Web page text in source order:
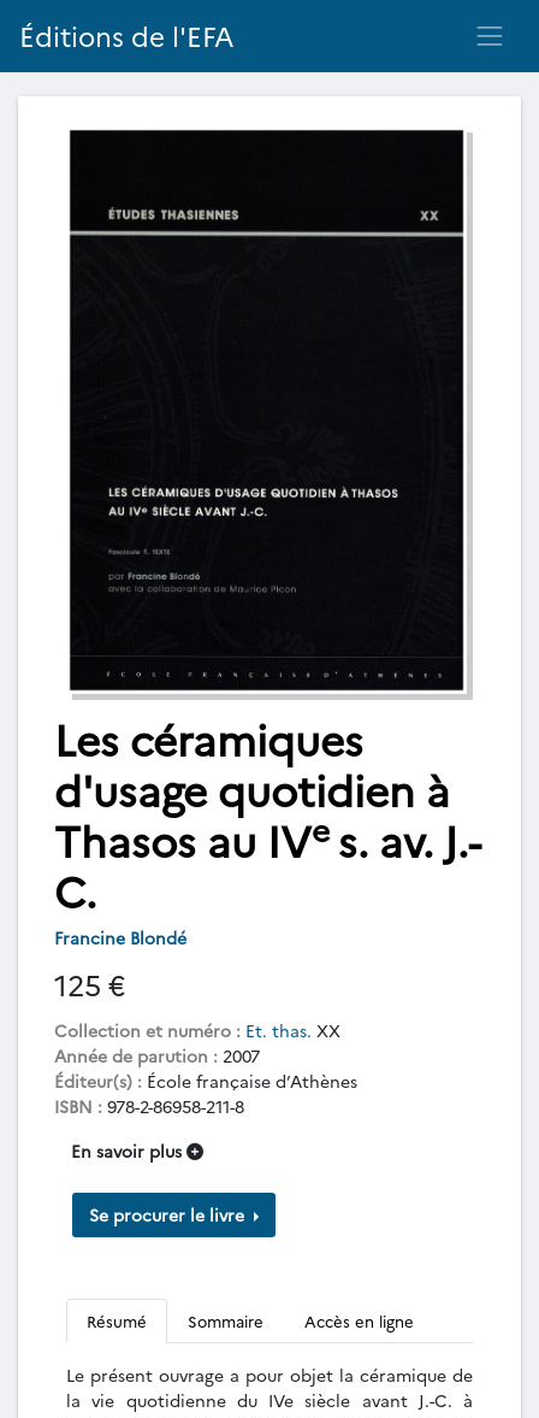
Éditions de l'EFA
Les céramiques
d'usage quotidien à
Thasos au IVes. av. J.-
C.
Francine Blondé
125 €
Collection et numéro : Et. thas. XX
Année de parution : 2007
Éditeur(s) : École française d’Athènes
ISBN : 978-2-86958-211-8
En savoir plus
Se procurer le livre
Résumé Sommaire Accès en ligne
Le présent ouvrage a pour objet la céramique de
la vie quotidienne du IVe siècle avant J.-C. à